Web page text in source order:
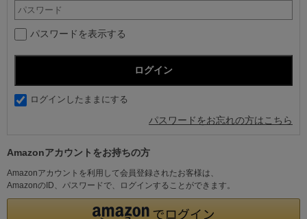
パスワードを表示する
ログインしたままにする
パスワードをお忘れの方はこちら
Amazonアカウントをお持ちの方
Amazonアカウントを利用して会員登録されたお客様は、
AmazonのID、パスワードで、ログインすることができます。